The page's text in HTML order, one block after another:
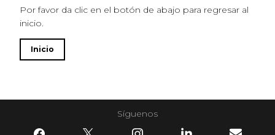
Colecciones
Noticias
HBO Max
Por favor da clic en el botón de abajo para regresar al
inicio.
Inicio
Síguenos